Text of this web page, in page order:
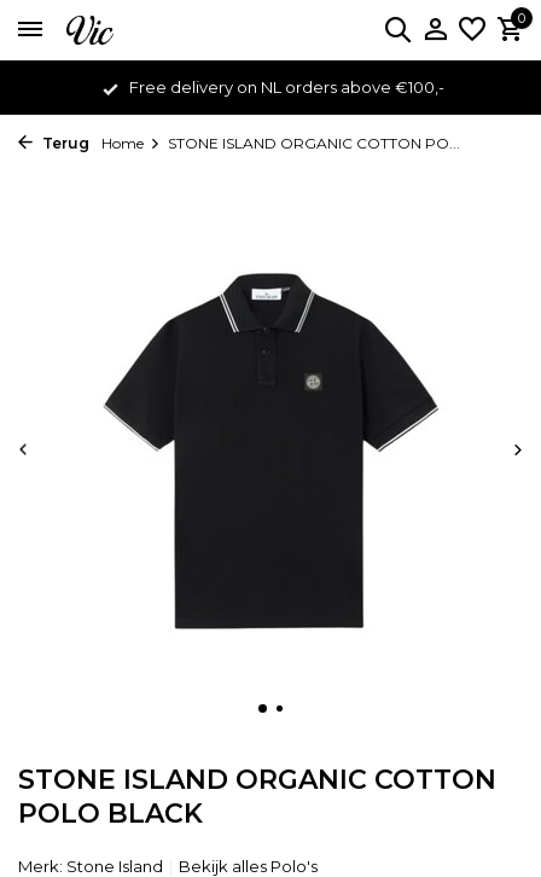
0
Free delivery on NL orders above €100,-
Terug Home STONE ISLAND ORGANIC COTTON PO...
STONE ISLAND ORGANIC COTTON
POLO BLACK
Merk: Stone Island Bekijk alles Polo's